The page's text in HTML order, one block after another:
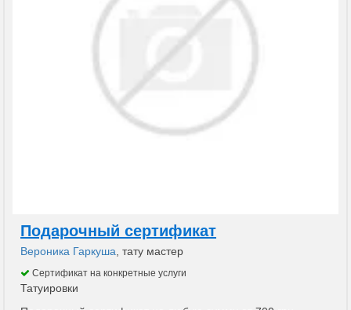
Подарочный сертификат
Вероника Гаркуша , тату мастер
Сертификат на конкретные услуги
Татуировки